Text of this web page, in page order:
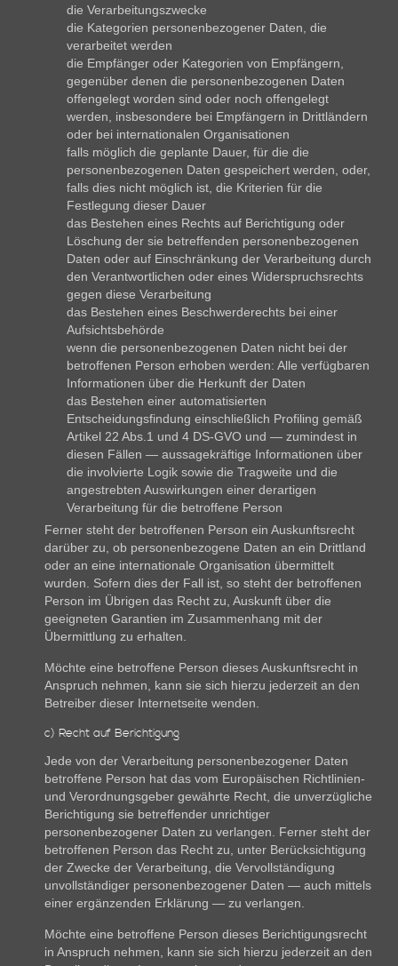
die Verarbeitungszwecke
die Kategorien personenbezogener Daten, die
verarbeitet werden
die Empfänger oder Kategorien von Empfängern,
gegenüber denen die personenbezogenen Daten
offengelegt worden sind oder noch offengelegt
werden, insbesondere bei Empfängern in Drittländern
oder bei internationalen Organisationen
falls möglich die geplante Dauer, für die die
personenbezogenen Daten gespeichert werden, oder,
falls dies nicht möglich ist, die Kriterien für die
Festlegung dieser Dauer
das Bestehen eines Rechts auf Berichtigung oder
Löschung der sie betreffenden personenbezogenen
Daten oder auf Einschränkung der Verarbeitung durch
den Verantwortlichen oder eines Widerspruchsrechts
gegen diese Verarbeitung
das Bestehen eines Beschwerderechts bei einer
Aufsichtsbehörde
wenn die personenbezogenen Daten nicht bei der
betroffenen Person erhoben werden: Alle verfügbaren
Informationen über die Herkunft der Daten
das Bestehen einer automatisierten
Entscheidungsfindung einschließlich Profiling gemäß
Artikel 22 Abs.1 und 4 DS-GVO und — zumindest in
diesen Fällen — aussagekräftige Informationen über
die involvierte Logik sowie die Tragweite und die
angestrebten Auswirkungen einer derartigen
Verarbeitung für die betroffene Person
Ferner steht der betroffenen Person ein Auskunftsrecht
darüber zu, ob personenbezogene Daten an ein Drittland
oder an eine internationale Organisation übermittelt
wurden. Sofern dies der Fall ist, so steht der betroffenen
Person im Übrigen das Recht zu, Auskunft über die
geeigneten Garantien im Zusammenhang mit der
Übermittlung zu erhalten.
Möchte eine betroffene Person dieses Auskunftsrecht in
Anspruch nehmen, kann sie sich hierzu jederzeit an den
Betreiber dieser Internetseite wenden.
c) Recht auf Berichtigung
Jede von der Verarbeitung personenbezogener Daten
betroffene Person hat das vom Europäischen Richtlinien-
und Verordnungsgeber gewährte Recht, die unverzügliche
Berichtigung sie betreffender unrichtiger
personenbezogener Daten zu verlangen. Ferner steht der
betroffenen Person das Recht zu, unter Berücksichtigung
der Zwecke der Verarbeitung, die Vervollständigung
unvollständiger personenbezogener Daten — auch mittels
einer ergänzenden Erklärung — zu verlangen.
Möchte eine betroffene Person dieses Berichtigungsrecht
in Anspruch nehmen, kann sie sich hierzu jederzeit an den